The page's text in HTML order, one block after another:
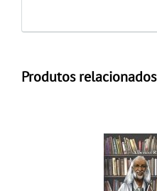
Produtos relacionados